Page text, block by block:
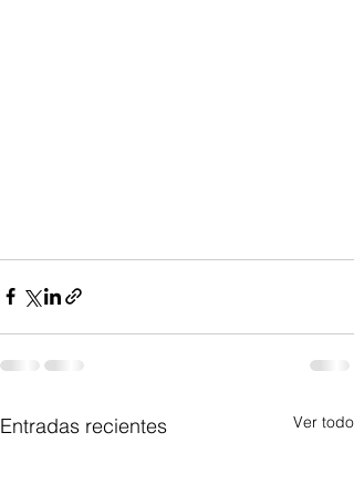
Entradas recientes Ver todo